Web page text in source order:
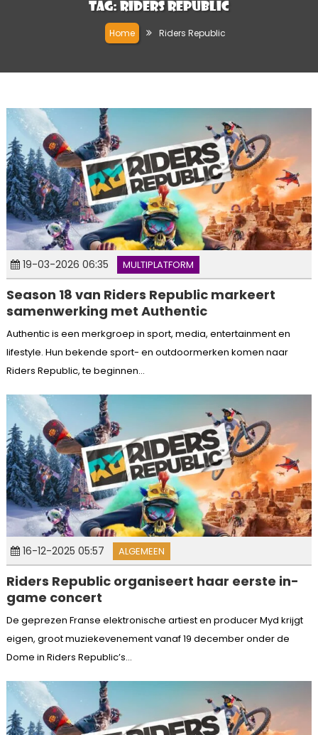
Tag: Riders Republic
Home Riders Republic
19-03-2026 06:35 MULTIPLATFORM
Season 18 van Riders Republic markeert
samenwerking met Authentic
Authentic is een merkgroep in sport, media, entertainment en
lifestyle. Hun bekende sport- en outdoormerken komen naar
Riders Republic, te beginnen...
16-12-2025 05:57 ALGEMEEN
Riders Republic organiseert haar eerste in-
game concert
De geprezen Franse elektronische artiest en producer Myd krijgt
eigen, groot muziekevenement vanaf 19 december onder de
Dome in Riders Republic’s...